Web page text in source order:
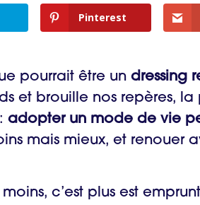
Pinterest
pourrait être un dressing
et brouille nos repères,
adopter un mode de vie
mais mieux, et renouer
c’est plus est